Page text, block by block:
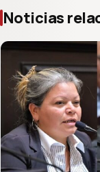
Noticias